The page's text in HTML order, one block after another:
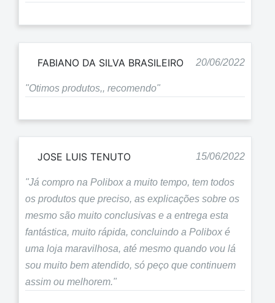
FABIANO DA SILVA BRASILEIRO 20/06/2022
"Otimos produtos,, recomendo"
JOSE LUIS TENUTO 15/06/2022
"Já compro na Polibox a muito tempo, tem todos
os produtos que preciso, as explicações sobre os
mesmo são muito conclusivas e a entrega esta
fantástica, muito rápida, concluindo a Polibox é
uma loja maravilhosa, até mesmo quando vou lá
sou muito bem atendido, só peço que continuem
assim ou melhorem."